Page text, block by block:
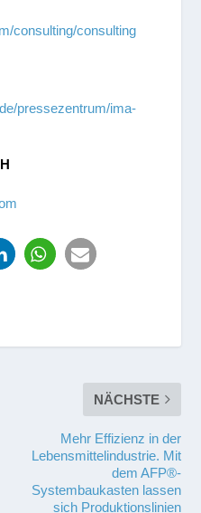
consulting/consulting
pressezentrum/ima-
NÄCHSTE
Mehr Effizienz in der
Lebensmittelindustrie. Mit
dem AFP®-
Systembaukasten lassen
sich Produktionslinien